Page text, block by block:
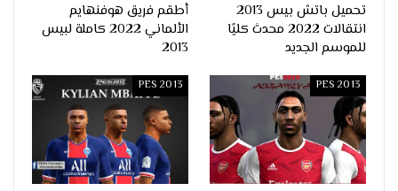
تحميل باتش بيس 2013
انتقالات 2022 محدث كليًا
للموسم الجديد
أطقم فريق هوفنهايم
الألماني 2022 كاملة لبيس
2013
PES 2013
PES 2013